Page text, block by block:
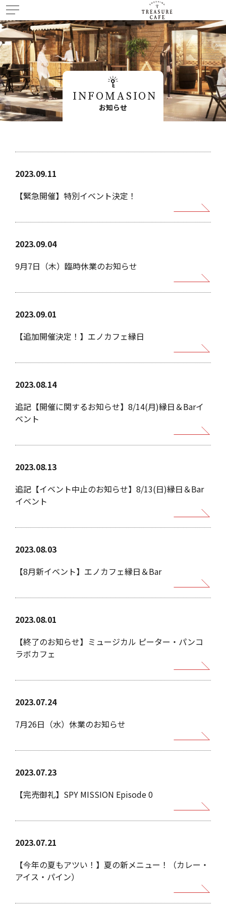
Home
VIPルーム
Menu
Quest
会社概要
Profile
お問い合わせ
INFOMASION
お知らせ
2023.09.11
【緊急開催】特別イベント決定！
2023.09.04
9月7日（木）臨時休業のお知らせ
2023.09.01
【追加開催決定！】エノカフェ縁日
2023.08.14
追記【開催に関するお知らせ】8/14(月)縁日＆Barイ
ベント
2023.08.13
追記【イベント中止のお知らせ】8/13(日)縁日＆Bar
イベント
2023.08.03
【8月新イベント】エノカフェ縁日＆Bar
2023.08.01
【終了のお知らせ】ミュージカル ピーター・パンコ
ラボカフェ
2023.07.24
7月26日（水）休業のお知らせ
2023.07.23
【完売御礼】SPY MISSION Episode 0
2023.07.21
【今年の夏もアツい！】夏の新メニュー！（カレー・
アイス・パイン）